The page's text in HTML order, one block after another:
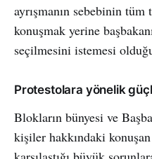
ayrışmanın sebebinin
konuşmak yerine
seçilmesini istemesi
Protestolara yönelik
Blokların bünyesi ve
kişiler hakkındaki